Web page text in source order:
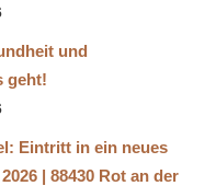
und
geht!
Eintritt in ein neues
| 88430 Rot an der